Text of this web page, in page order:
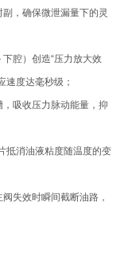
，确保微泄漏量下的灵
腔）创造“压力放大效
速度达毫秒级；
吸收压力脉动能量，抑
抵消油液粘度随温度的变
失效时瞬间截断油路，